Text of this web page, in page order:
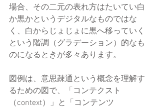
場合、その二元の表れ方はたいてい白
か黒かというデジタルなものではな
く、白からじょじょに黒へ移っていく
という階調（グラデーション）的なも
のになるときが多々あります。
図例は、意思疎通という概念を理解す
るための図で、「コンテクスト
（context）」と「コンテンツ